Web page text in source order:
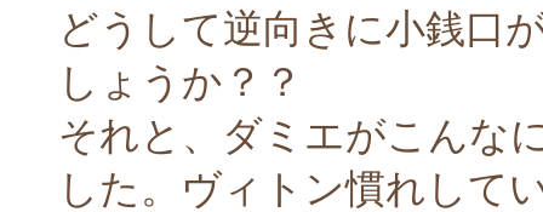
どうして逆向きに小銭口
しょうか？？
それと、ダミエがこんな
した。ヴィトン慣れして